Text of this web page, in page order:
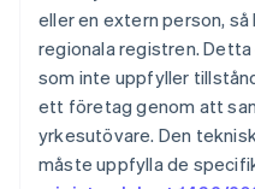
eller en extern person,
regionala registren.
som inte uppfyller
ett företag genom att
yrkesutövare. Den
måste uppfylla de